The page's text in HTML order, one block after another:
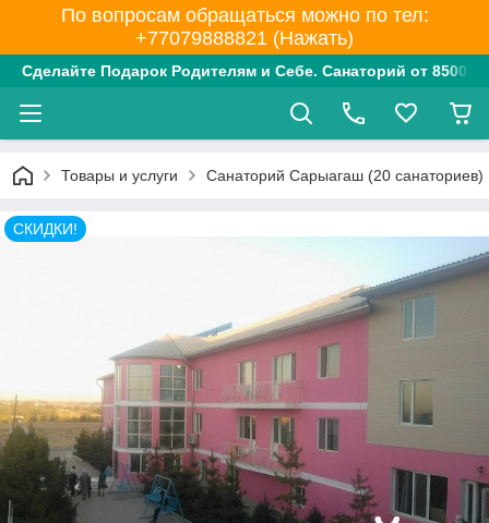
По вопросам обращаться можно по тел:
+77079888821 (Нажать)
Сделайте Подарок Родителям и Себе. Санаторий от 8500 тг
Товары и услуги Санаторий Сарыагаш (20 санаториев)
СКИДКИ!